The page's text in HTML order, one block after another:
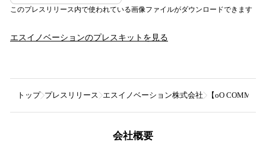
このプレスリリース内で使われている画像ファイルがダウンロードできます
エスイノベーションのプレスキットを見る
トップ プレスリリース エスイノベーション株式会社 【oO
会社概要